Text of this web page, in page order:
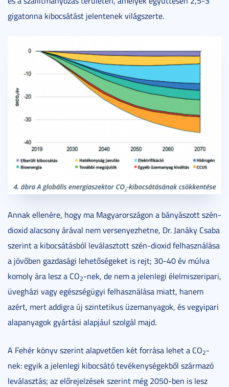
gigatonna kibocsátást jelentenek világszerte.
Annak ellenére, hogy ma Magyarországon a bányászott szén-
dioxid alacsony árával nem versenyezhetne, Dr. Janáky Csaba
szerint a kibocsátásból leválasztott szén-dioxid felhasználása
a jövőben gazdasági lehetőségeket is rejt; 30-40 év múlva
komoly ára lesz a CO2-nek, de nem a jelenlegi élelmiszeripari,
üvegházi vagy egészségügyi felhasználása miatt, hanem
azért, mert addigra új szintetikus üzemanyagok, és vegyipari
alapanyagok gyártási alapjául szolgál majd.
A Fehér könyv szerint alapvetően két forrása lehet a CO2-
nek: egyik a jelenlegi kibocsátó tevékenységekből származó
leválasztás; az előrejelzések szerint még 2050-ben is lesz